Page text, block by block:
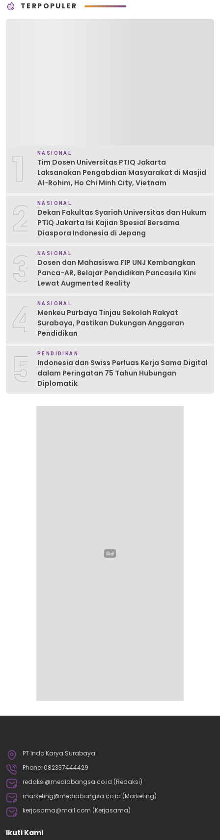
TERPOPULER
1 NASIONAL
Tim Dosen Universitas PTIQ Jakarta
Laksanakan Pengabdian Masyarakat di Masjid
Al-Rohim, Ho Chi Minh City, Vietnam
2 NASIONAL
Dekan Fakultas Syariah Universitas dan Hukum
PTIQ Jakarta Isi Kajian Spesial Bersama
Diaspora Indonesia di Jepang
3 NASIONAL
Dosen dan Mahasiswa FIP UNJ Kembangkan
Panca-AR, Belajar Pendidikan Pancasila Kini
Lewat Augmented Reality
4 NASIONAL
Menkeu Purbaya Tinjau Sekolah Rakyat
Surabaya, Pastikan Dukungan Anggaran
Pendidikan
5 PENDIDIKAN
Indonesia dan Swiss Perluas Kerja Sama Digital
dalam Peringatan 75 Tahun Hubungan
Diplomatik
PT Indo Karya Surabaya
Phone: 082337444429
redaksi@mediabangsa.co.id (Redaksi)
marketing@mediabangsa.co.id (Marketing)
kerjasama@mail.com (Kerjasama)
Ikuti Kami